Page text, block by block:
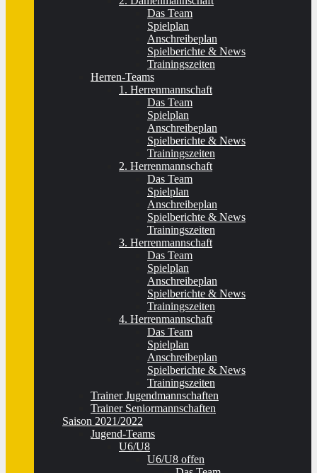
Das Team
Spielplan
Anschreibeplan
Spielberichte & News
Trainingszeiten
Herren-Teams
1. Herrenmannschaft
Das Team
Spielplan
Anschreibeplan
Spielberichte & News
Trainingszeiten
2. Herrenmannschaft
Das Team
Spielplan
Anschreibeplan
Spielberichte & News
Trainingszeiten
3. Herrenmannschaft
Das Team
Spielplan
Anschreibeplan
Spielberichte & News
Trainingszeiten
4. Herrenmannschaft
Das Team
Spielplan
Anschreibeplan
Spielberichte & News
Trainingszeiten
Trainer Jugendmannschaften
Trainer Seniormannschaften
Saison 2021/2022
Jugend-Teams
U6/U8
U6/U8 offen